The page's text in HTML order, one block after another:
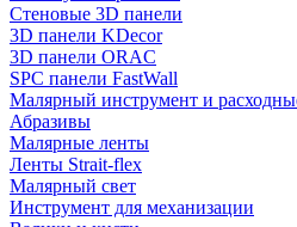
Стеновые 3D панели
3D панели KDecor
3D панели ORAC
SPC панели FastWall
Малярный инструмент и
Абразивы
Малярные ленты
Ленты Strait-flex
Малярный свет
Инструмент для механизации